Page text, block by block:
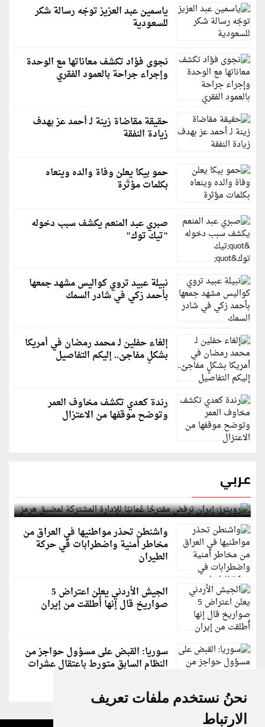
نحنُ نستخدم ملفات تعريف
الارتباط
ياسمين عبد العزيز توجّه رسالة شكر
للسعودية
نجوى فؤاد تكشف معاناتها مع الوحدة
وإجراء جراحة بالعمود الفقري
حقيقة مقاضاة زينة لـ أحمد عز بهدف
زيادة النفقة
حمو بيكا يعلن وفاة والده وينعاه
بكلمات مؤثرة
صبري عبد المنعم يكشف سبب دخوله
"تيك توك"
نبيلة عبيد تروي كواليس مشهد جمعها
بأحمد زكي في شادر السمك
إلغاء حفلين لـ محمد رمضان في أمريكا
بشكلٍ مفاجئ.. إليكم التفاصيل
رندة كعدي تكشف مخاوف العمر
وتوضح موقفها من الاعتزال
عربي
رويترز: إيران ترفض مقترحًا عُمانيًا للإدارة المشتركة
لمضيق هرمز
واشنطن تحذر مواطنيها في العراق من
مخاطر أمنية واضطرابات في حركة
الطيران
الجيش الأردني يعلن اعتراض 5
صواريخ قال إنها أُطلقت من إيران
سوريا: القبض على مسؤول حواجز من
النظام السابق متورط باعتقال عشرات